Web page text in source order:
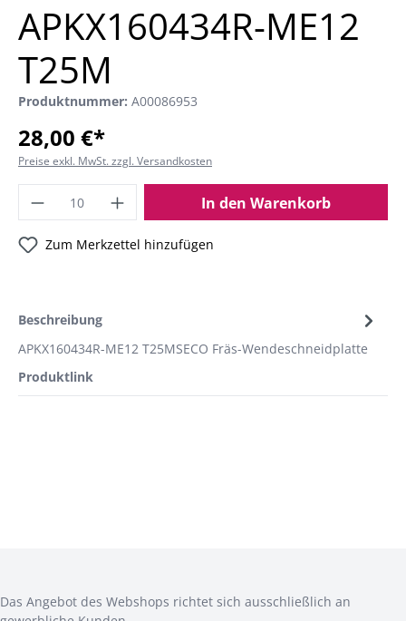
APKX160434R-ME12
T25M
Produktnummer: A00086953
28,00 €*
Preise exkl. MwSt. zzgl. Versandkosten
In den Warenkorb
Zum Merkzettel hinzufügen
Beschreibung
APKX160434R-ME12 T25MSECO Fräs-Wendeschneidplatte
Produktlink
Das Angebot des Webshops richtet sich ausschließlich an